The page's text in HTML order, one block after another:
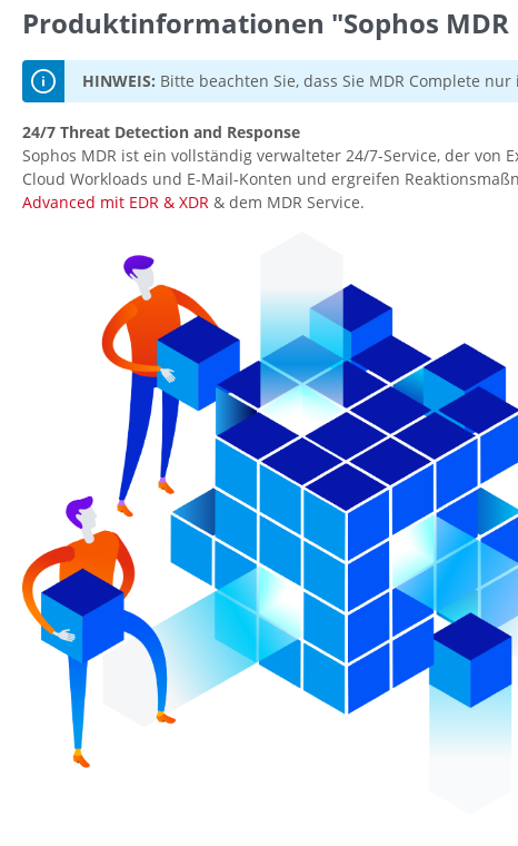
Produktinformationen "Sophos
HINWEIS: Bitte beachten Sie, dass Sie MDR Complete
24/7 Threat Detection and Response
Sophos MDR ist ein vollständig verwalteter 24/7-Service, der
Cloud Workloads und E-Mail-Konten und ergreifen
Advanced mit EDR & XDR & dem MDR Service.